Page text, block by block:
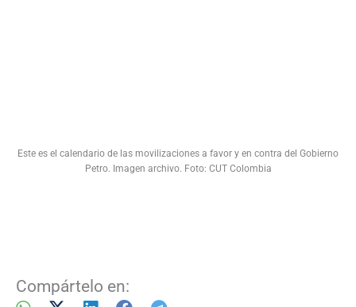
Este es el calendario de las movilizaciones a favor y en contra del Gobierno
Petro. Imagen archivo. Foto: CUT Colombia
Compártelo en: